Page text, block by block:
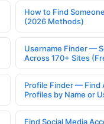
How to Find
(2026 Methods)
Username Finder —
Across 170+ Sites
Profile Finder — Find
Profiles by Name or
Find Social Media